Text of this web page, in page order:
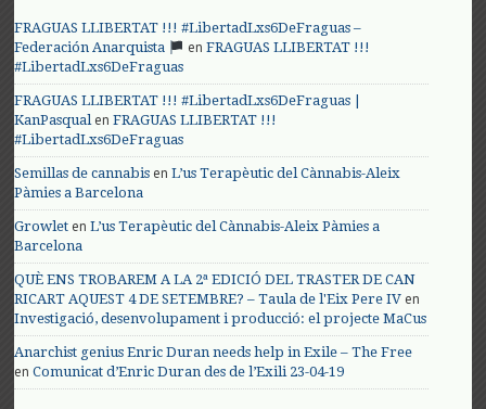
FRAGUAS LLIBERTAT !!! #LibertadLxs6DeFraguas –
Federación Anarquista
enFRAGUAS LLIBERTAT !!!
#LibertadLxs6DeFraguas
FRAGUAS LLIBERTAT !!! #LibertadLxs6DeFraguas |
KanPasqualenFRAGUAS LLIBERTAT !!!
#LibertadLxs6DeFraguas
Semillas de cannabis enL’us Terapèutic del Cànnabis-Aleix
Pàmies a Barcelona
Growlet enL’us Terapèutic del Cànnabis-Aleix Pàmies a
Barcelona
QUÈ ENS TROBAREM A LA 2ª EDICIÓ DEL TRASTER DE CAN
RICART AQUEST 4 DE SETEMBRE? – Taula de l'Eix Pere IV en
Investigació, desenvolupament i producció: el projecte MaCus
Anarchist genius Enric Duran needs help in Exile – The Free
enComunicat d’Enric Duran des de l’Exili 23-04-19